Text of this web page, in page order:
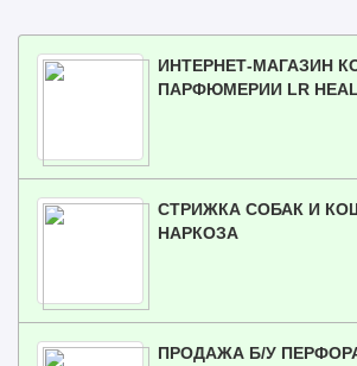
ИНТЕРНЕТ-МАГАЗИН
ПАРФЮМЕРИИ LR
СТРИЖКА СОБАК И
НАРКОЗА
ПРОДАЖА Б/У